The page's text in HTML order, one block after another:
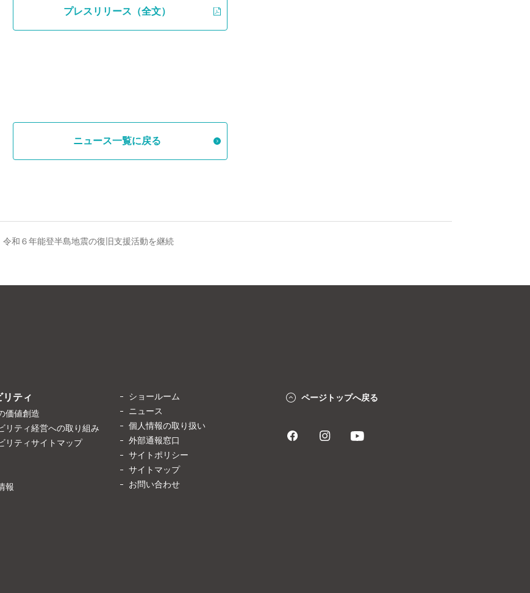
プレスリリース（全文）
ニュース一覧に戻る
令和６年能登半島地震の復旧支援活動を継続
リティ
価値創造
リティ経営への取り組み
リティサイトマップ
報
ショールーム
ニュース
個人情報の取り扱い
外部通報窓口
サイトポリシー
サイトマップ
お問い合わせ
ページトップへ戻る